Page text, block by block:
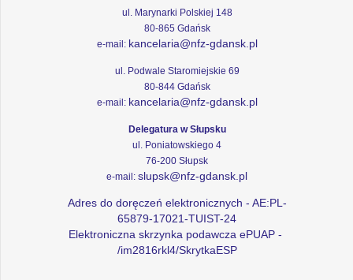
ul. Marynarki Polskiej 148
80-865 Gdańsk
e-mail: kancelaria@nfz-gdansk.pl
ul. Podwale Staromiejskie 69
80-844 Gdańsk
e-mail: kancelaria@nfz-gdansk.pl
Delegatura w Słupsku
ul. Poniatowskiego 4
76-200 Słupsk
e-mail: slupsk@nfz-gdansk.pl
Adres do doręczeń elektronicznych - AE:PL-
65879-17021-TUIST-24
Elektroniczna skrzynka podawcza ePUAP -
/im2816rkl4/SkrytkaESP